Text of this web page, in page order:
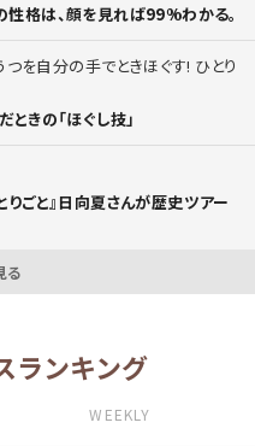
格は、顔を見れば99%わかる。
を自分の手でときほぐす! ひとり
きの「ほぐし技」
りごと』日向夏さんが歴史ツアー
る
ランキング
WEEKLY